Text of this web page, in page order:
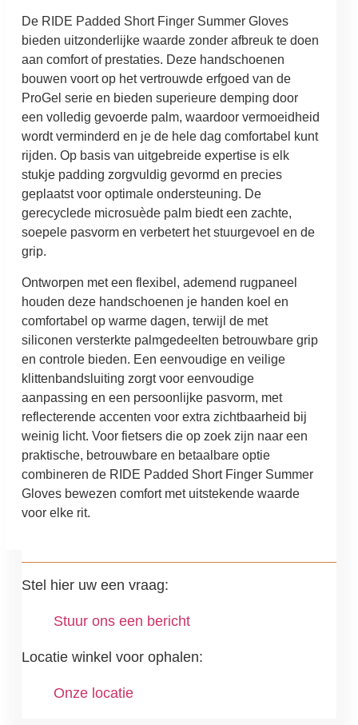
De RIDE Padded Short Finger Summer Gloves
bieden uitzonderlijke waarde zonder afbreuk te doen
aan comfort of prestaties. Deze handschoenen
bouwen voort op het vertrouwde erfgoed van de
ProGel serie en bieden superieure demping door
een volledig gevoerde palm, waardoor vermoeidheid
wordt verminderd en je de hele dag comfortabel kunt
rijden. Op basis van uitgebreide expertise is elk
stukje padding zorgvuldig gevormd en precies
geplaatst voor optimale ondersteuning. De
gerecyclede microsuède palm biedt een zachte,
soepele pasvorm en verbetert het stuurgevoel en de
grip.
Ontworpen met een flexibel, ademend rugpaneel
houden deze handschoenen je handen koel en
comfortabel op warme dagen, terwijl de met
siliconen versterkte palmgedeelten betrouwbare grip
en controle bieden. Een eenvoudige en veilige
klittenbandsluiting zorgt voor eenvoudige
aanpassing en een persoonlijke pasvorm, met
reflecterende accenten voor extra zichtbaarheid bij
weinig licht. Voor fietsers die op zoek zijn naar een
praktische, betrouwbare en betaalbare optie
combineren de RIDE Padded Short Finger Summer
Gloves bewezen comfort met uitstekende waarde
voor elke rit.
Stel hier uw een vraag:
Stuur ons een bericht
Locatie winkel voor ophalen:
Onze locatie